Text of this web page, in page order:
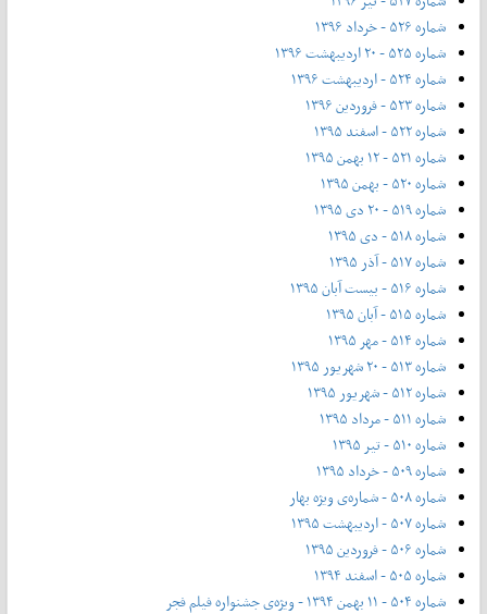
شماره ۵۲۶ - خرداد ۱۳۹۶
شماره ۵۲۵ - ۲۰ اردیبهشت ۱۳۹۶
شماره ۵۲۴ - اردیبهشت ۱۳۹۶
شماره ۵۲۳ - فروردین ۱۳۹۶
شماره ۵۲۲ - اسفند ۱۳۹۵
شماره ۵۲۱ - ۱۲ بهمن ۱۳۹۵
شماره ۵۲۰ - بهمن ۱۳۹۵
شماره ۵۱۹ - ۲۰ دی ۱۳۹۵
شماره ۵۱۸ - دی ۱۳۹۵
شماره ۵۱۷ - آذر ۱۳۹۵
شماره ۵۱۶ - بیست آبان ۱۳۹۵
شماره ۵۱۵ - آبان ۱۳۹۵
شماره ۵۱۴ - مهر ۱۳۹۵
شماره ۵۱۳ - ۲۰ شهریور ۱۳۹۵
شماره ۵۱۲ - شهریور ۱۳۹۵
شماره ۵۱۱ - مرداد ۱۳۹۵
شماره ۵۱۰ - تیر ۱۳۹۵
شماره ۵۰۹ - خرداد ۱۳۹۵
شماره ۵۰۸ - شماره‌ی ویژه بهار
شماره ۵۰۷ - اردیبهشت ۱۳۹۵
شماره ۵۰۶ - فروردین ۱۳۹۵
شماره ۵۰۵ - اسفند ۱۳۹۴
شماره ۵۰۴ - ۱۱ بهمن ۱۳۹۴ - ویژه‌ی جشنواره فیلم فجر